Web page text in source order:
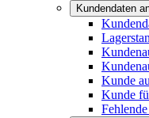
Kundendaten
Kunde
Kunde